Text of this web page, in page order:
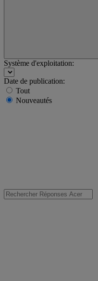
Système d'exploitation:
Date de publication:
Tout
Nouveautés